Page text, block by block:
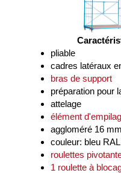
pliable
cadres latéraux
bras de support
préparation pour
attelage
élément
aggloméré 16 mm
couleur: bleu
roulettes
1 roulette à